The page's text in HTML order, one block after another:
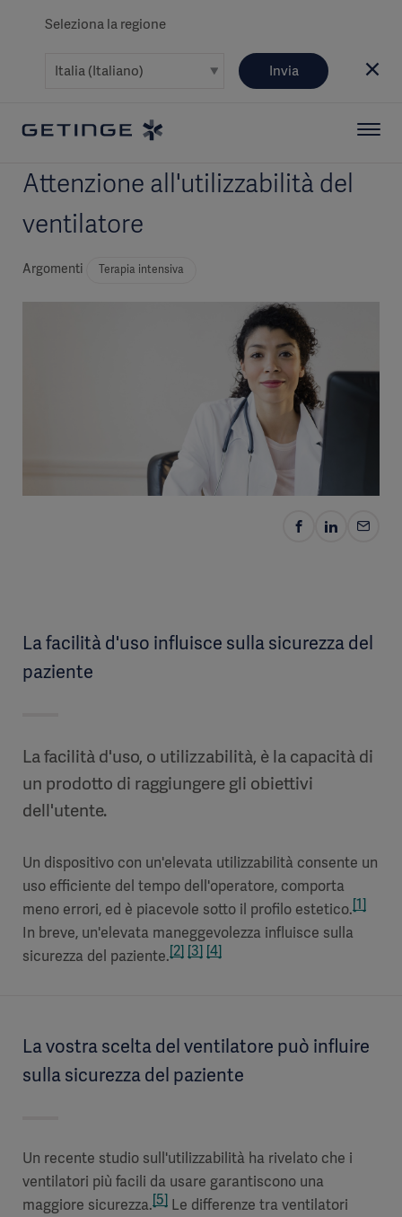
Seleziona la regione
Invia
Attenzione all'utilizzabilità del
ventilatore
Argomenti Terapia intensiva
La facilità d'uso influisce sulla sicurezza del
paziente
La facilità d'uso, o utilizzabilità, è la capacità di
un prodotto di raggiungere gli obiettivi
dell'utente.
Un dispositivo con un'elevata utilizzabilità consente un
uso efficiente del tempo dell'operatore, comporta
meno errori, ed è piacevole sotto il profilo estetico.[1]
In breve, un'elevata maneggevolezza influisce sulla
sicurezza del paziente.[2] [3] [4]
La vostra scelta del ventilatore può influire
sulla sicurezza del paziente
Un recente studio sull'utilizzabilità ha rivelato che i
ventilatori più facili da usare garantiscono una
maggiore sicurezza.[5] Le differenze tra ventilatori